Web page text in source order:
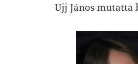
Ujj János mutatta